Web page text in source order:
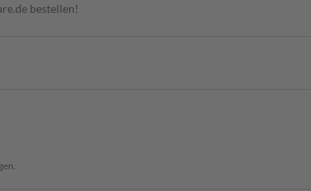
bestellen!